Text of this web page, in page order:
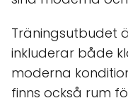
Träningsutbudet
inkluderar både
moderna
finns också rum